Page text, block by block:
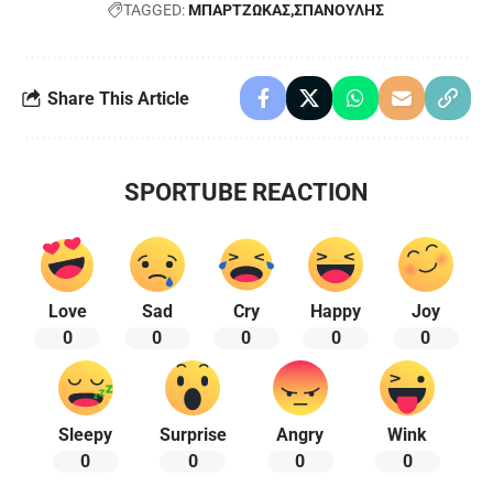
TAGGED:ΜΠΑΡΤΖΩΚΑΣΣΠΑΝΟΥΛΗΣ
Share This Article
SPORTUBE REACTION
Love
0
Sad
0
Cry
0
Happy
0
Joy
0
Sleepy
0
Surprise
0
Angry
0
Wink
0